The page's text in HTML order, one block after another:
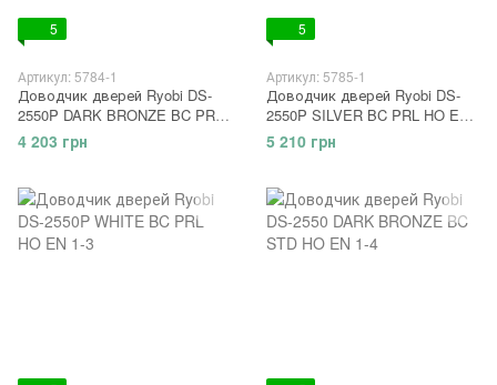
5
Артикул: 5784-1
Доводчик дверей Ryobi DS-
2550P DARK BRONZE BC PRL
HO EN 1-3
4 203 грн
5
Артикул: 5785-1
Доводчик дверей Ryobi DS-
2550P SILVER BC PRL HO EN
1-3
5 210 грн